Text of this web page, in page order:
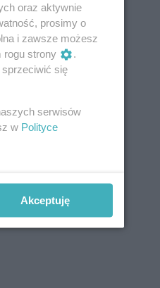
oraz aktywnie
prosimy o
i zawsze możesz
rogu strony
.
się
serwisów
w Polityce
Akceptuję